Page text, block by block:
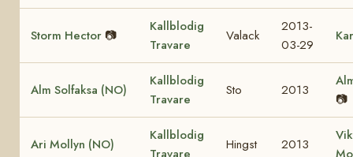
Storm Hector 📷
Kallblodig
Travare
Valack
2013-
03-29
Alm Solfaksa (NO)
Kallblodig
Travare
Sto 2013
📷
Ari Mollyn (NO)
Kallblodig
Travare
Hingst 2013